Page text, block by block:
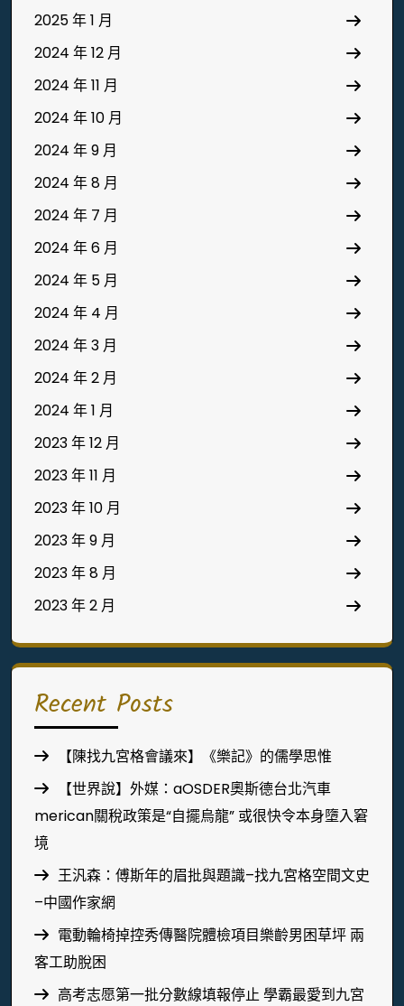
2025 年 1 月
2024 年 12 月
2024 年 11 月
2024 年 10 月
2024 年 9 月
2024 年 8 月
2024 年 7 月
2024 年 6 月
2024 年 5 月
2024 年 4 月
2024 年 3 月
2024 年 2 月
2024 年 1 月
2023 年 12 月
2023 年 11 月
2023 年 10 月
2023 年 9 月
2023 年 8 月
2023 年 2 月
Recent Posts
【陳找九宮格會議來】《樂記》的儒學思惟
【世界說】外媒：aOSDER奧斯德台北汽車
merican關稅政策是“自擺烏龍” 或很快令本身墮入窘
境
王汎森：傅斯年的眉批與題識–找九宮格空間文史
–中國作家網
電動輪椅掉控秀傳醫院體檢項目樂齡男困草坪 兩
客工助脫困
高考志愿第一批分數線填報停止 學霸最愛到九宮